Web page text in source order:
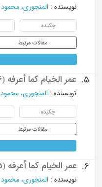
نویسنده : المنجوری، محمود
چکیده
مقالات مرتبط
5. عمر الخیام کما أعرفه (6)
نویسنده : المنجوری، محمود
چکیده
مقالات مرتبط
6. عمر الخیام کما أعرفه (5)
نویسنده : المنجوری، محمود